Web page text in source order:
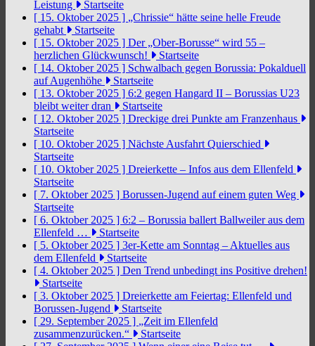
Leistung
Startseite
[ 15. Oktober 2025 ] „Chrissie“ hätte seine helle Freude
gehabt
Startseite
[ 15. Oktober 2025 ] Der „Ober-Borusse“ wird 55 –
herzlichen Glückwunsch!
Startseite
[ 14. Oktober 2025 ] Schwalbach gegen Borussia: Pokalduell
auf Augenhöhe
Startseite
[ 13. Oktober 2025 ] 6:2 gegen Hangard II – Borussias U23
bleibt weiter dran
Startseite
[ 12. Oktober 2025 ] Dreckige drei Punkte am Franzenhaus
Startseite
[ 10. Oktober 2025 ] Nächste Ausfahrt Quierschied
Startseite
[ 10. Oktober 2025 ] Dreierkette – Infos aus dem Ellenfeld
Startseite
[ 7. Oktober 2025 ] Borussen-Jugend auf einem guten Weg
Startseite
[ 6. Oktober 2025 ] 6:2 – Borussia ballert Ballweiler aus dem
Ellenfeld …
Startseite
[ 5. Oktober 2025 ] 3er-Kette am Sonntag – Aktuelles aus
dem Ellenfeld
Startseite
[ 4. Oktober 2025 ] Den Trend unbedingt ins Positive drehen!
Startseite
[ 3. Oktober 2025 ] Dreierkette am Feiertag: Ellenfeld und
Borussen-Jugend
Startseite
[ 29. September 2025 ] „Zeit im Ellenfeld
zusammenzurücken.“
Startseite